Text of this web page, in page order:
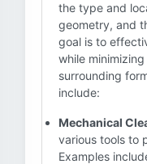
the type and
geometry, and
goal is to
while
surrounding
include:
Mechanical
various tools to
Examples